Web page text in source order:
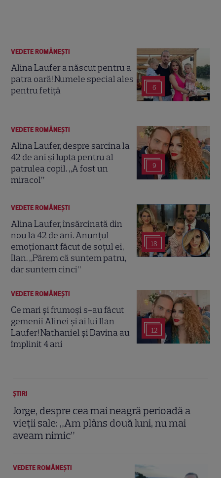
6
VEDETE ROMÂNEŞTI
Alina Laufer a născut pentru a
patra oară! Numele special ales
pentru fetiță
9
VEDETE ROMÂNEŞTI
Alina Laufer, despre sarcina la
42 de ani și lupta pentru al
patrulea copil. „A fost un
miracol”
18
VEDETE ROMÂNEŞTI
Alina Laufer, însărcinată din
nou la 42 de ani. Anunțul
emoționant făcut de soțul ei,
Ilan. „Părem că suntem patru,
dar suntem cinci”
12
VEDETE ROMÂNEŞTI
Ce mari și frumoși s-au făcut
gemenii Alinei și ai lui Ilan
Laufer! Nathaniel și Davina au
împlinit 4 ani
ȘTIRI
Jorge, despre cea mai neagră perioadă a
vieții sale: „Am plâns două luni, nu mai
aveam nimic”
VEDETE ROMÂNEŞTI